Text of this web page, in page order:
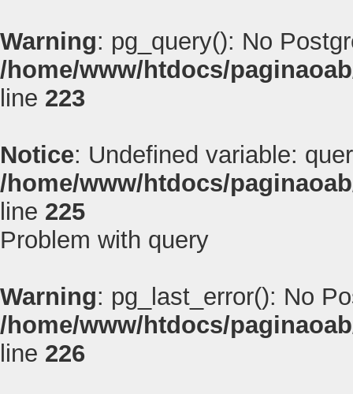
Warning: pg_query(): No
/home/www/htdocs/
line 223
Notice: Undefined variable:
/home/www/htdocs/
line 225
Problem with query
Warning: pg_last_error(): No
/home/www/htdocs/
line 226